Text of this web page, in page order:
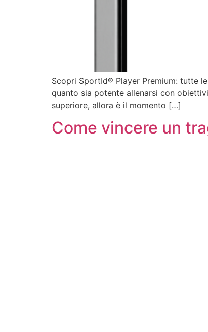
Scopri SportId® Player Premium: tutte
quanto sia potente allenarsi con
superiore, allora è il momento […]
Come vincere un